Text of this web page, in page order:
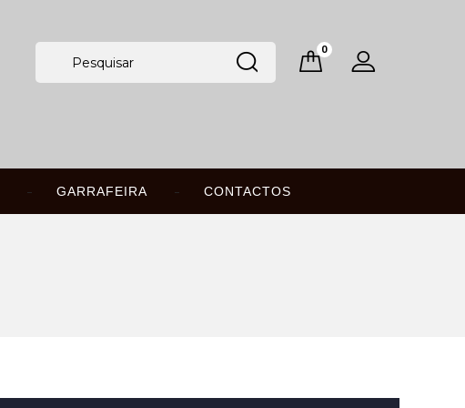
0
GARRAFEIRA CONTACTOS